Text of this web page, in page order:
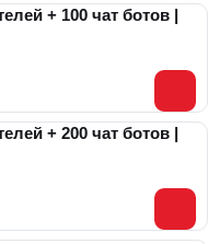
+ 100 чат ботов |
+ 200 чат ботов |